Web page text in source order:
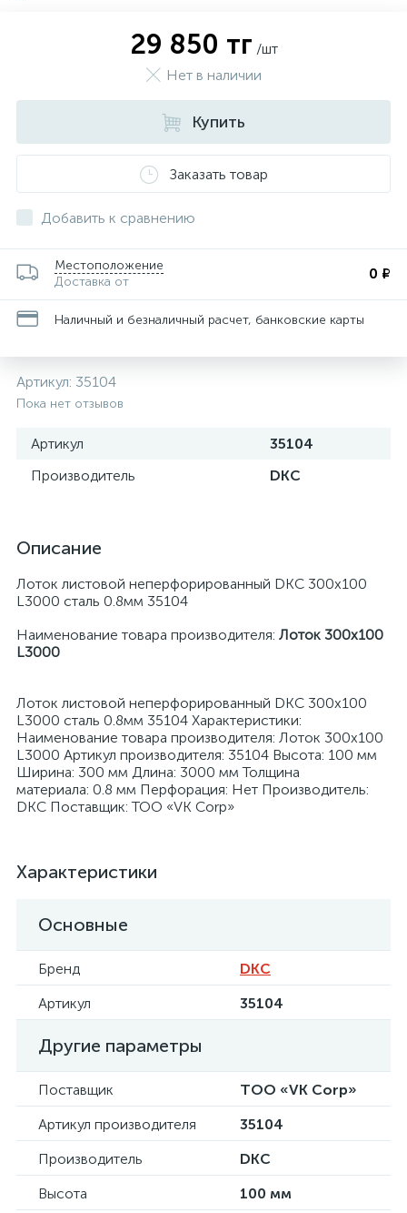
29 850 тг /шт
Нет в наличии
Купить
Заказать товар
Добавить к сравнению
Местоположение
Доставка от
0 ₽
Наличный и безналичный расчет, банковские карты
Артикул: 35104
Пока нет отзывов
Артикул
35104
Производитель
DKC
Описание
Лоток листовой неперфорированный DKC 300х100
L3000 сталь 0.8мм 35104
Наименование товара производителя: Лоток 300х100
L3000
Лоток листовой неперфорированный DKC 300х100
L3000 сталь 0.8мм 35104 Характеристики:
Наименование товара производителя: Лоток 300х100
L3000 Артикул производителя: 35104 Высота: 100 мм
Ширина: 300 мм Длина: 3000 мм Толщина
материала: 0.8 мм Перфорация: Нет Производитель:
DKC Поставщик: ТОО «VK Corp»
Характеристики
Основные
Бренд
DKC
Артикул
35104
Другие параметры
Поставщик
ТОО «VK Corp»
Артикул производителя
35104
Производитель
DKC
Высота
100 мм